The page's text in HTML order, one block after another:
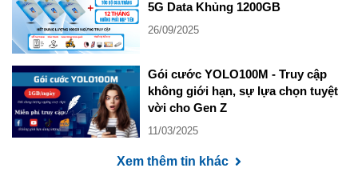
5G Data Khủng 1200GB
26/09/2025
Gói cước YOLO100M - Truy cập
không giới hạn, sự lựa chọn tuyệt
vời cho Gen Z
11/03/2025
Xem thêm tin khác